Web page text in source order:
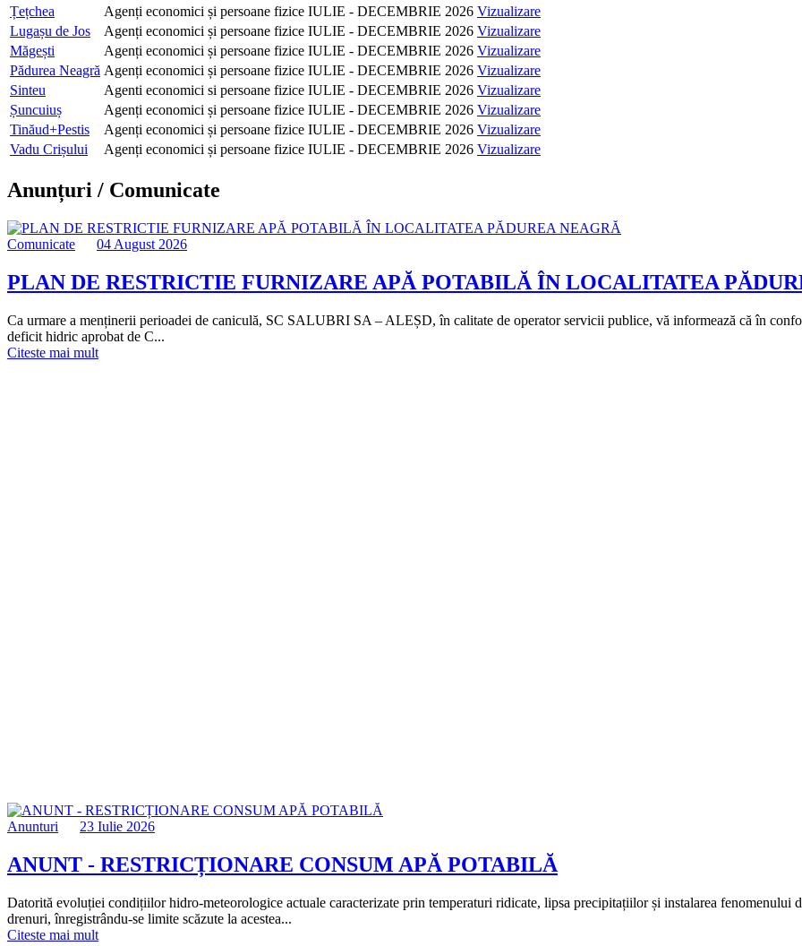
Țețchea
Agenți economici și persoane fizice IULIE - DECEMBRIE 2026 Vizualizare
Lugașu de Jos
Agenți economici și persoane fizice IULIE - DECEMBRIE 2026 Vizualizare
Măgești
Agenți economici și persoane fizice IULIE - DECEMBRIE 2026 Vizualizare
Pădurea Neagră Agenți economici și persoane fizice IULIE - DECEMBRIE 2026 Vizualizare
Sinteu
Agenti economici si persoane fizice IULIE - DECEMBRIE 2026 Vizualizare
Șuncuiuș
Agenți economici și persoane fizice IULIE - DECEMBRIE 2026 Vizualizare
Tinăud+Pestis
Agenți economici și persoane fizice IULIE - DECEMBRIE 2026 Vizualizare
Vadu Crișului
Agenți economici și persoane fizice IULIE - DECEMBRIE 2026 Vizualizare
Anunțuri / Comunicate
Comunicate 04 August 2026
PLAN DE RESTRICTIE FURNIZARE APĂ POTABILĂ ÎN LOCALITATEA
Ca urmare a menținerii perioadei de caniculă, SC SALUBRI SA – ALEȘD, în calitate de operator servicii publice, vă informează că în
deficit hidric aprobat de C...
Citeste mai mult
Anunturi 23 Iulie 2026
ANUNT - RESTRICȚIONARE CONSUM APĂ POTABILĂ
Datorită evoluției condițiilor hidro-meteorologice actuale caracterizate prin temperaturi ridicate, lipsa precipitațiilor și instalarea fenomenului
drenuri, înregistrându-se limite scăzute la acestea...
Citeste mai mult